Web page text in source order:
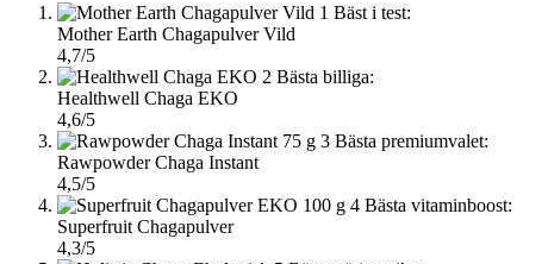
1 Bäst i test:
Mother Earth Chagapulver Vild
4,7/5
2 Bästa billiga:
Healthwell Chaga EKO
4,6/5
3 Bästa premiumvalet:
Rawpowder Chaga Instant
4,5/5
4 Bästa vitaminboost:
Superfruit Chagapulver
4,3/5